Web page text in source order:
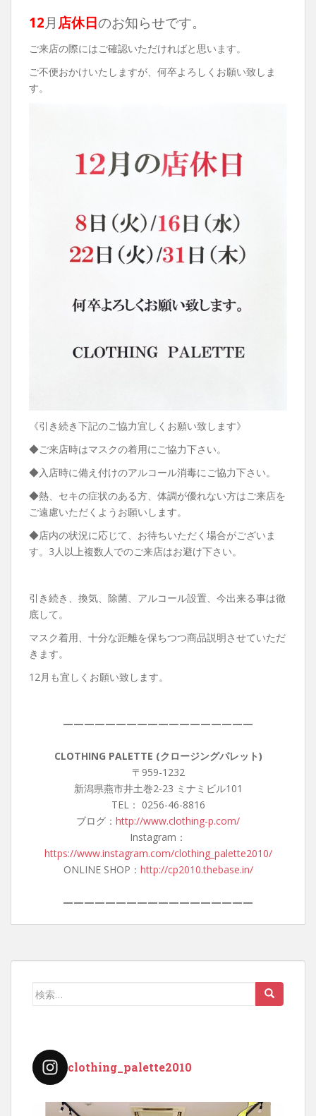
12 月 店休日のお知らせです。
ご来店の際にはご確認いただければと思います。
ご不便おかけいたしますが、何卒よろしくお願い致しま
す。
《引き続き下記のご協力宜しくお願い致します》
◆ご来店時はマスクの着用にご協力下さい。
◆入店時に備え付けのアルコール消毒にご協力下さい。
◆熱、セキの症状のある方、体調が優れない方はご来店を
ご遠慮いただくようお願いします。
◆店内の状況に応じて、お待ちいただく場合がございま
す。3人以上複数人でのご来店はお避け下さい。
引き続き、換気、除菌、アルコール設置、今出来る事は徹
底して。
マスク着用、十分な距離を保ちつつ商品説明させていただ
きます。
12月も宜しくお願い致します。
——————————————————
CLOTHING PALETTE (クロージングパレット)
〒959-1232
新潟県燕市井土巻2-23 ミナミビル101
TEL： 0256-46-8816
ブログ： http://www.clothing-p.com/
Instagram：
https://www.instagram.com/clothing_palette2010/
ONLINE SHOP： http://cp2010.thebase.in/
——————————————————
検
clothing_palette2010